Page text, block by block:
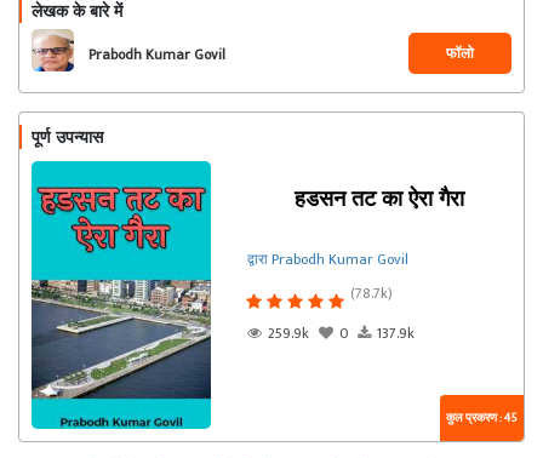
लेखक के बारे में
Prabodh Kumar Govil फॉलो
पूर्ण उपन्यास
हडसन तट का ऐरा गैरा
द्वारा Prabodh Kumar Govil
(78.7k)
259.9k
0 137.9k
कुल प्रकरण : 45